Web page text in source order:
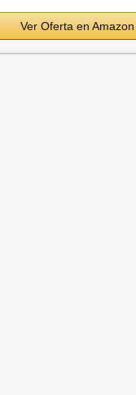
Ver Oferta en Amazon